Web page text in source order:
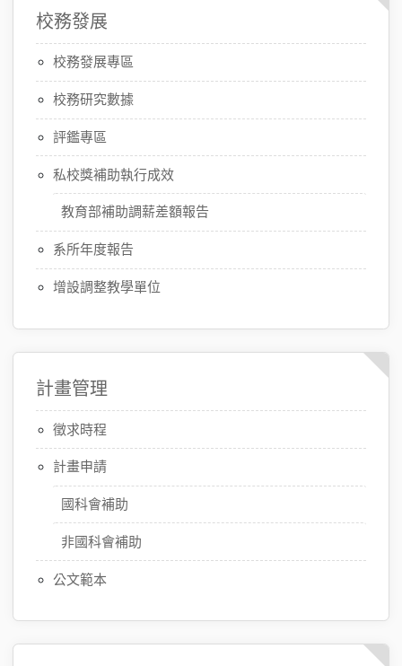
校務發展
校務發展專區
校務研究數據
評鑑專區
私校獎補助執行成效
教育部補助調薪差額報告
系所年度報告
增設調整教學單位
計畫管理
徵求時程
計畫申請
國科會補助
非國科會補助
公文範本